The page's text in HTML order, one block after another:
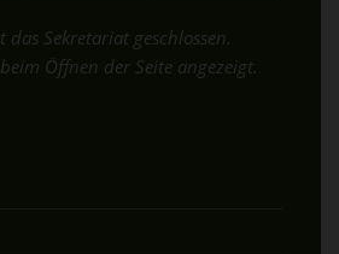
Sekretariat geschlossen.
Öffnen der Seite angezeigt.